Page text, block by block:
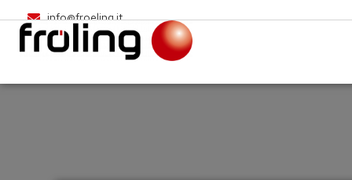
info@froeling.it